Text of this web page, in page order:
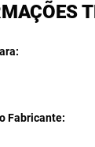
Fabricante